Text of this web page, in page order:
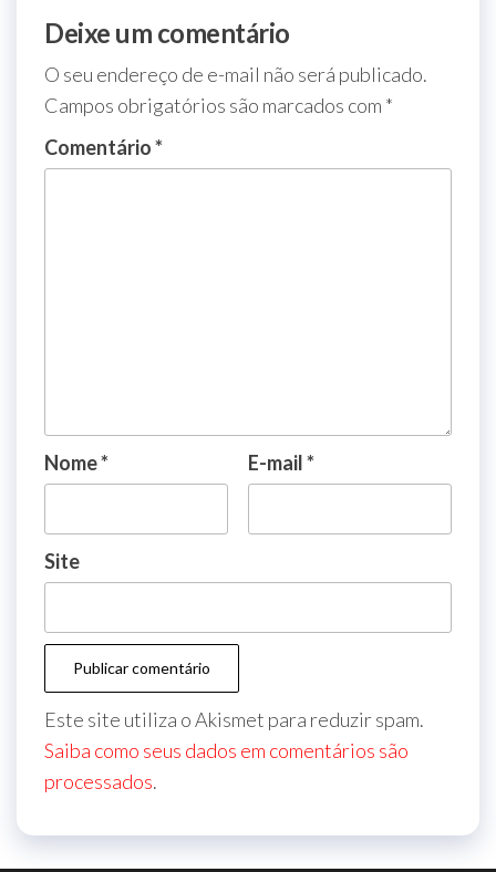
Deixe um comentário
O seu endereço de e-mail não será publicado.
Campos obrigatórios são marcados com *
Comentário*
Nome* E-mail*
Site
Este site utiliza o Akismet para reduzir spam.
Saiba como seus dados em comentários são
processados.